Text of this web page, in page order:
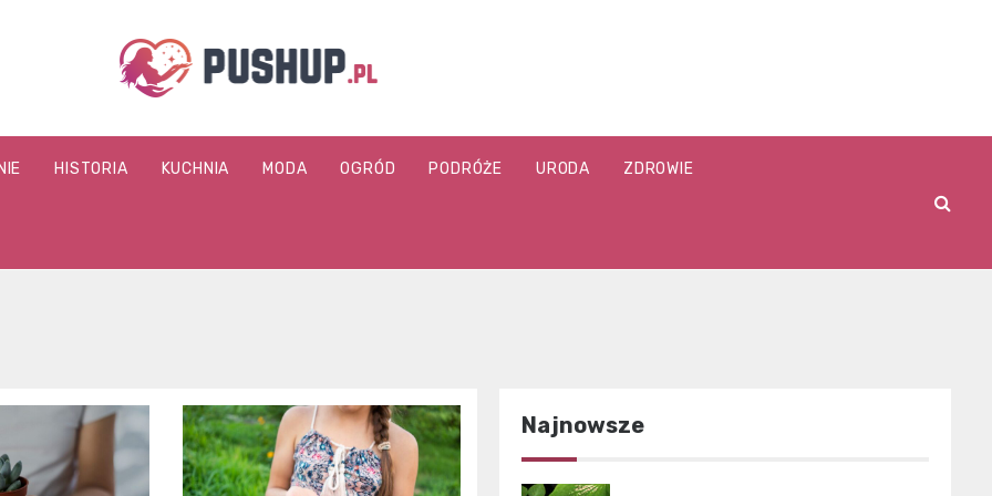
pushup.pl
HISTORIA KUCHNIA MODA OGRÓD PODRÓŻE URODA ZDROWIE
Najnowsze